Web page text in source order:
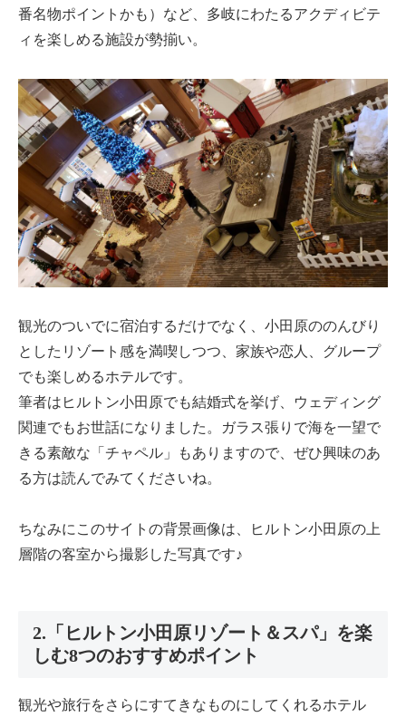
番名物ポイントかも）など、多岐にわたるアクディビテ
ィを楽しめる施設が勢揃い。
観光のついでに宿泊するだけでなく、小田原ののんびり
としたリゾート感を満喫しつつ、家族や恋人、グループ
でも楽しめるホテルです。
筆者はヒルトン小田原でも結婚式を挙げ、ウェディング
関連でもお世話になりました。ガラス張りで海を一望で
きる素敵な「チャペル」もありますので、ぜひ興味のあ
る方は読んでみてくださいね。
ちなみにこのサイトの背景画像は、ヒルトン小田原の上
層階の客室から撮影した写真です♪
2.「ヒルトン小田原リゾート＆スパ」を楽
しむ8つのおすすめポイント
観光や旅行をさらにすてきなものにしてくれるホテル